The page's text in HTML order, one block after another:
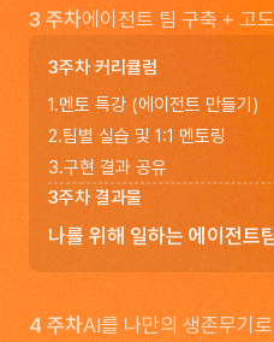
3 주차에이전트 팀 구축 + 고
3주차 커리큘럼
1.멘토 특강 (에이전트 만들기)
2.팀별 실습 및 1:1 멘토링
3.구현 결과 공유
3주차 결과물
나를 위해 일하는 에이전트
4 주차AI를 나만의 생존무기